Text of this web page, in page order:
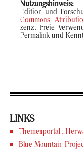
Nut­zungs­hin­weis:
Edi­ti­on und
Com­mons
zenz. Freie
Per­ma­link und
LINKS
The­men­por­tal
Blue Moun­tain